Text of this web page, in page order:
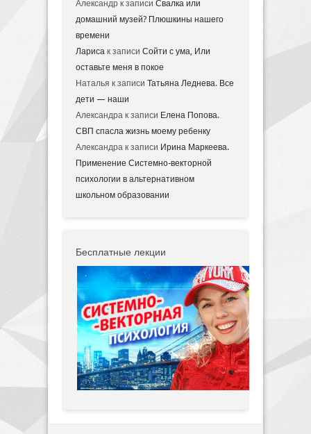
Александр к записи Свалка или
домашний музей? Плюшкины нашего
времени
Лариса к записи Сойти с ума, Или
оставьте меня в покое
Наталья к записи Татьяна Леднева. Все
дети — наши
Александра к записи Елена Попова.
СВП спасла жизнь моему ребенку
Александра к записи Ирина Маркеева.
Применение Системно-векторной
психологии в альтернативном
школьном образовании
Бесплатные лекции